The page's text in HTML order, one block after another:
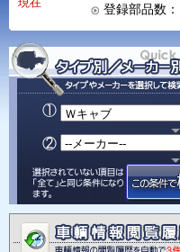
現在
登録部品数：